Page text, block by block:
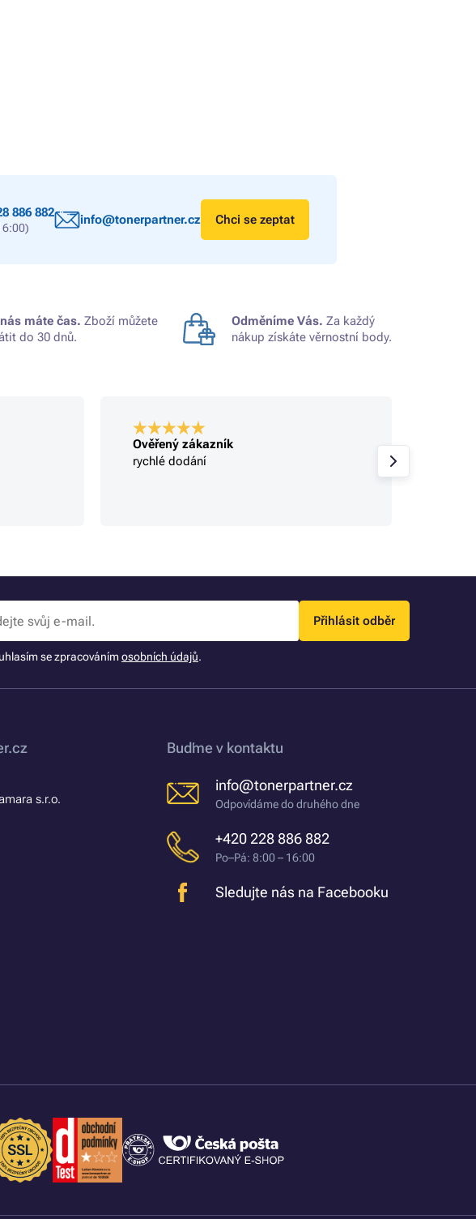
886 882 info@tonerpartner.cz Chci se zeptat
máte čas. Zboží můžete
do 30 dnů.
Odměníme Vás. Za každý
nákup získáte věrnostní body.
Ověřený zákazník
rychlé dodání
Přihlásit odběr
se zpracovánímosobních údajů.
s.r.o.
Buďme v kontaktu
info@tonerpartner.cz
Odpovídáme do druhého dne
+420 228 886 882
Po–Pá: 8:00 – 16:00
Sledujte nás na Facebooku